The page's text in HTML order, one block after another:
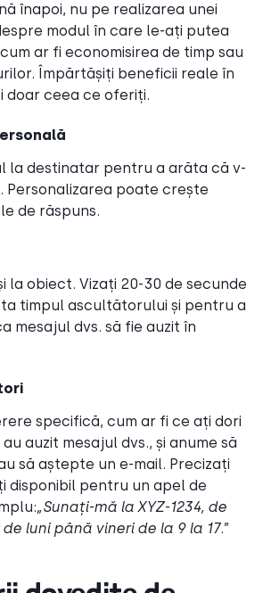
înapoi, nu pe realizarea unei
modul în care le-ați putea
ar fi economisirea de timp sau
Împărtășiți beneficii reale în
doar ceea ce oferiți.
la destinatar pentru a arăta că v-
poate crește
de răspuns.
la obiect. Vizați 20-30 de secunde
timpul ascultătorului și pentru a
mesajul dvs. să fie auzit în
specifică, cum ar fi ce ați dori
auzit mesajul dvs., și anume să
să aștepte un e-mail. Precizați
disponibil pentru un apel de
„Sunați-mă la XYZ-1234, de
luni până vineri de la 9 la 17.”